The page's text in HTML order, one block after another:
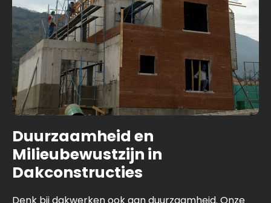
Duurzaamheid en
Milieubewustzijn in
Dakconstructies